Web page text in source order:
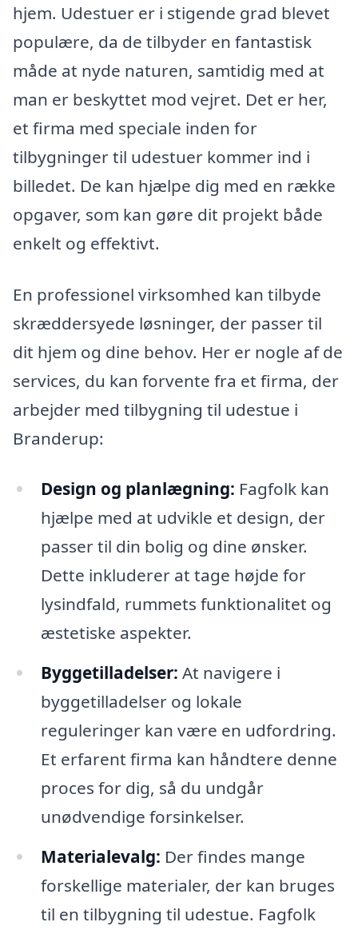
hjem. Udestuer er i stigende grad blevet
populære, da de tilbyder en fantastisk
måde at nyde naturen, samtidig med at
man er beskyttet mod vejret. Det er her,
et firma med speciale inden for
tilbygninger til udestuer kommer ind i
billedet. De kan hjælpe dig med en række
opgaver, som kan gøre dit projekt både
enkelt og effektivt.
En professionel virksomhed kan tilbyde
skræddersyede løsninger, der passer til
dit hjem og dine behov. Her er nogle af de
services, du kan forvente fra et firma, der
arbejder med tilbygning til udestue i
Branderup:
Design og planlægning: Fagfolk kan
hjælpe med at udvikle et design, der
passer til din bolig og dine ønsker.
Dette inkluderer at tage højde for
lysindfald, rummets funktionalitet og
æstetiske aspekter.
Byggetilladelser: At navigere i
byggetilladelser og lokale
reguleringer kan være en udfordring.
Et erfarent firma kan håndtere denne
proces for dig, så du undgår
unødvendige forsinkelser.
Materialevalg: Der findes mange
forskellige materialer, der kan bruges
til en tilbygning til udestue. Fagfolk